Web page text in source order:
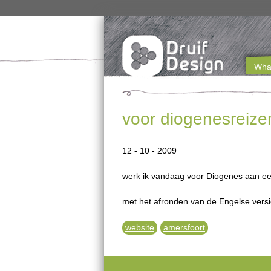
voor
12 - 10 - 2009
werk ik vandaag voor Diogenes aan
met het afronden van de Engelse
website amersfoort
i
n
e